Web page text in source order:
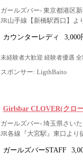
ガールズバー- 東京都港区
JR山手線【新橋駅西口】
カウンターレディ 3,000
未経験者大歓迎 経験者優遇
スポンサー: LigthBaito
Girlsbar CLOVER(クロ
ガールズバー- 埼玉県さい
JR各線『大宮駅』東口より
ガールズバーSTAFF